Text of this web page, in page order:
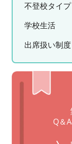
不登校タイプ
学校生活
出席扱い制度
Q＆